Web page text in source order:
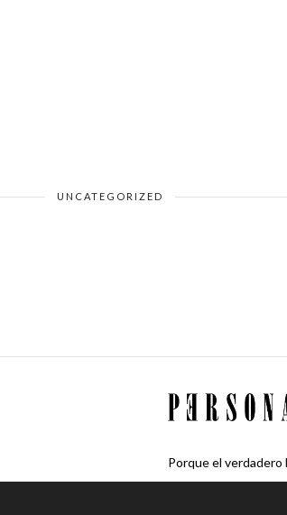
UNCATEGORIZED
Porque el verdadero